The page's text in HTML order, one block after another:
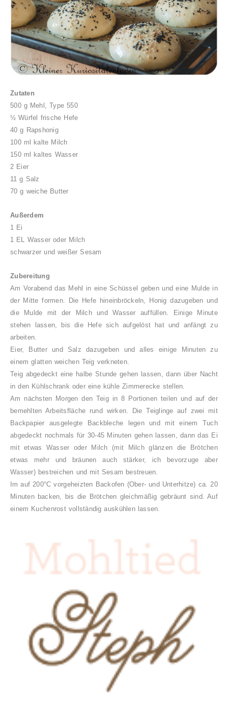
Zutaten
500 g Mehl, Type 550
½ Würfel frische Hefe
40 g Rapshonig
100 ml kalte Milch
150 ml kaltes Wasser
2 Eier
11 g Salz
70 g weiche Butter
Außerdem
1 Ei
1 EL Wasser oder Milch
schwarzer und weißer Sesam
Zubereitung
Am Vorabend das Mehl in eine Schüssel geben und eine Mulde in
der Mitte formen. Die Hefe hineinbröckeln, Honig dazugeben und
die Mulde mit der Milch und Wasser auffüllen. Einige Minute
stehen lassen, bis die Hefe sich aufgelöst hat und anfängt zu
arbeiten.
Eier, Butter und Salz dazugeben und alles einige Minuten zu
einem glatten weichen Teig verkneten.
Teig abgedeckt eine halbe Stunde gehen lassen, dann über Nacht
in den Kühlschrank oder eine kühle Zimmerecke stellen.
Am nächsten Morgen den Teig in 8 Portionen teilen und auf der
bemehlten Arbeitsfläche rund wirken. Die Teiglinge auf zwei mit
Backpapier ausgelegte Backbleche legen und mit einem Tuch
abgedeckt nochmals für 30-45 Minuten gehen lassen, dann das Ei
mit etwas Wasser oder Milch (mit Milch glänzen die Brötchen
etwas mehr und bräunen auch stärker, ich bevorzuge aber
Wasser) bestreichen und mit Sesam bestreuen.
Im auf 200°C vorgeheizten Backofen (Ober- und Unterhitze) ca. 20
Minuten backen, bis die Brötchen gleichmäßig gebräunt sind. Auf
einem Kuchenrost vollständig auskühlen lassen.